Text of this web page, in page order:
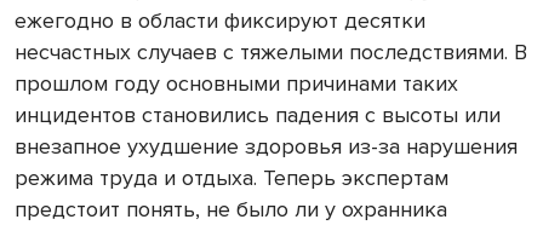
ежегодно в области фиксируют десятки
несчастных случаев с тяжелыми последствиями. В
прошлом году основными причинами таких
инцидентов становились падения с высоты или
внезапное ухудшение здоровья из-за нарушения
режима труда и отдыха. Теперь экспертам
предстоит понять, не было ли у охранника